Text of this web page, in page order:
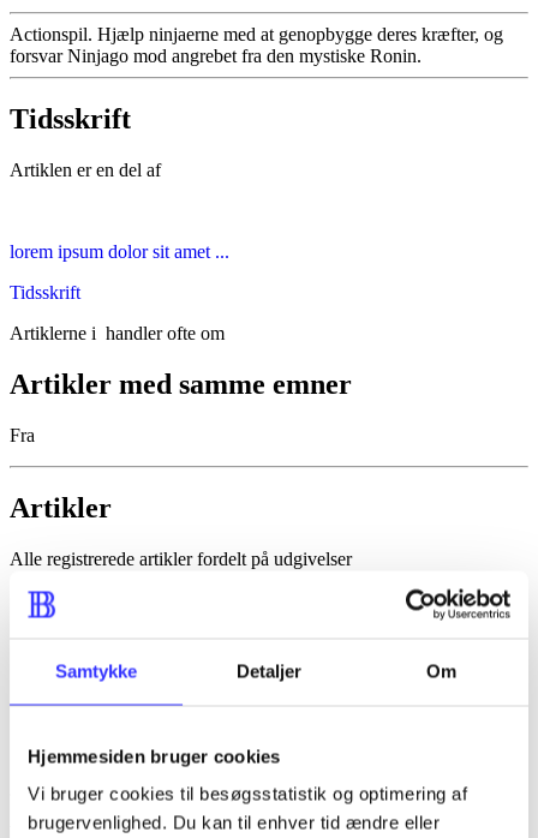
Samtykke Detaljer Om
Hjemmesiden bruger cookies
Vi bruger cookies til besøgsstatistik og optimering af
brugervenlighed. Du kan til enhver tid ændre eller
Actionspil. Hjælp ninjaerne med at genopbygge deres kræfter, og
forsvar Ninjago mod angrebet fra den mystiske Ronin.
Tidsskrift
Artiklen er en del af
lorem ipsum dolor sit amet ...
Tidsskrift
Artiklerne i handler ofte om
Artikler med samme emner
Fra
Artikler
Alle registrerede artikler fordelt på udgivelser